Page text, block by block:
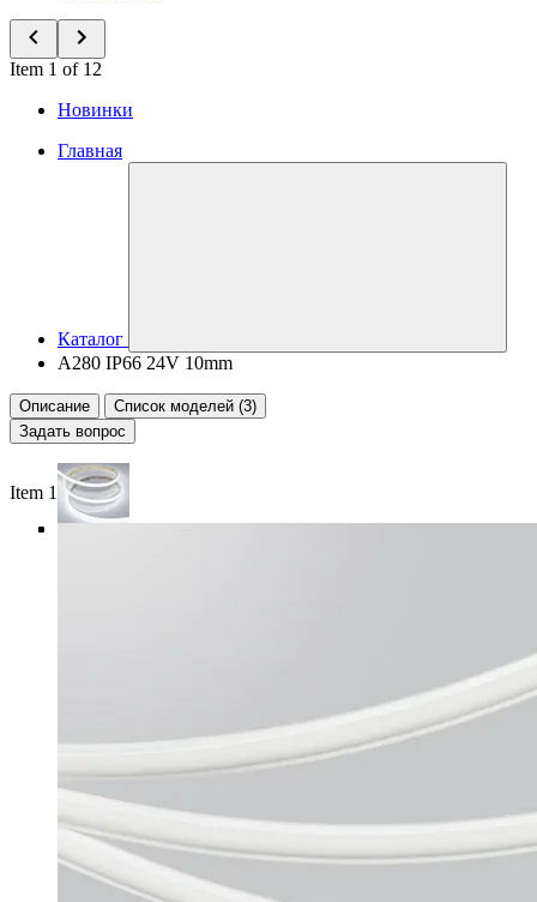
Item 1 of 12
Новинки
Главная
Каталог
A280 IP66 24V 10mm
Описание
Список моделей (3)
Задать вопрос
Item 1 of 5